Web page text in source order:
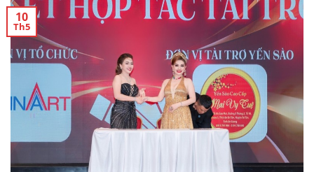
10
Th5